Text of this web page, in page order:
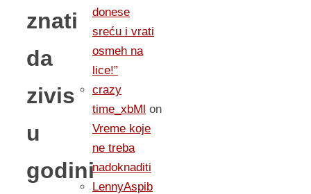
znati
da
zivis
u
godini
donese
sreću i vrati
osmeh na
lice!”
crazy
time_xbMl on
Vreme koje
ne treba
nadoknaditi
LennyAspib